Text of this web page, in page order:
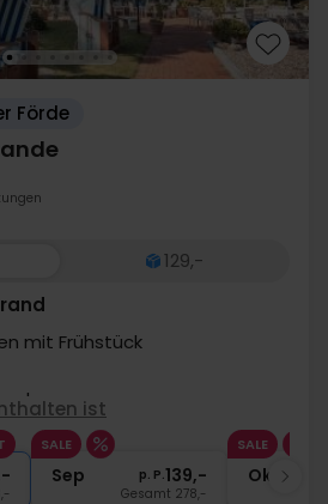
Förde
129,-
mit Frühstück
Verfügbarkeit
ist
SALE
Sep p. P.139,-
Gesamt 278,-
SALE
Okt